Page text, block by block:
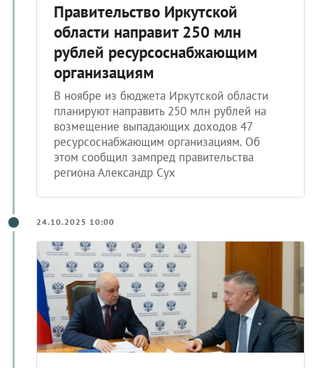
Правительство Иркутской
области направит 250 млн
рублей ресурсоснабжающим
организациям
В ноябре из бюджета Иркутской области
планируют направить 250 млн рублей на
возмещение выпадающих доходов 47
ресурсоснабжающим организациям. Об
этом сообщил зампред правительства
региона Александр Сух
24.10.2025 10:00